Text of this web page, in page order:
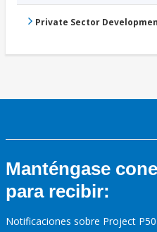
Private Sector
Manténgase
para recibir:
Notificaciones sobre Project